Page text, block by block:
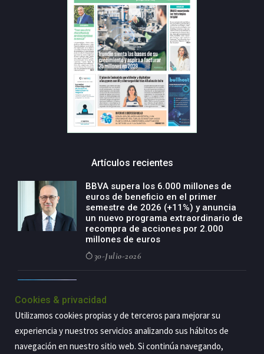
Artículos recientes
BBVA supera los 6.000 millones de
euros de beneficio en el primer
semestre de 2026 (+11%) y anuncia
un nuevo programa extraordinario de
recompra de acciones por 2.000
millones de euros
30-Julio-2026
negocio agro con un modelo global
de especialización presente en siete
países
29-Julio-2026
Cookies & privacidad
Utilizamos cookies propias y de terceros para mejorar su
experiencia y nuestros servicios analizando sus hábitos de
navegación en nuestro sitio web. Si continúa navegando,